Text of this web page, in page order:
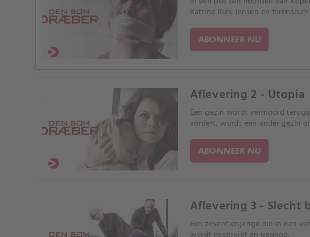
Katrine Ries Jensen en
ABONNEER NU
Aflevering 2 - Utopia
Een gezin wordt vermoord
vordert, wordt een ander gezin
ABONNEER NU
Aflevering 3 - Slecht
Een zeventienjarige die in een